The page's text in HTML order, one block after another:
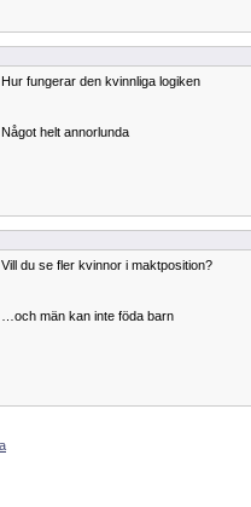
Hur fungerar den kvinnliga logiken
Något helt annorlunda
Vill du se fler kvinnor i maktposition?
…och män kan inte föda barn